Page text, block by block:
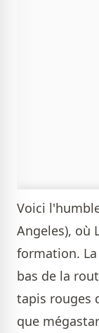
Voici
Angeles), où
formation.
bas de la
tapis rouges
que